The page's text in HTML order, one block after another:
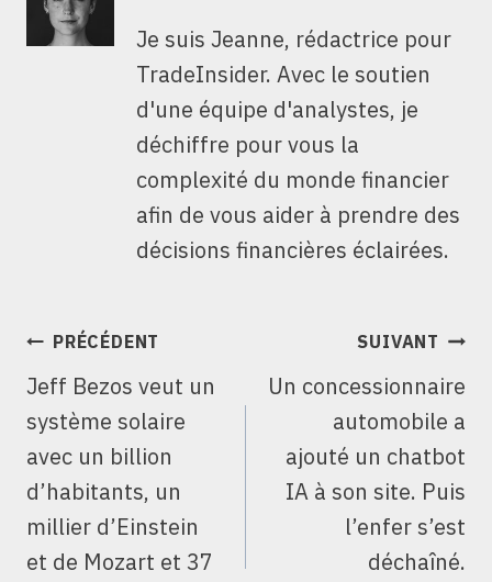
Je suis Jeanne, rédactrice pour
TradeInsider. Avec le soutien
d'une équipe d'analystes, je
déchiffre pour vous la
complexité du monde financier
afin de vous aider à prendre des
décisions financières éclairées.
NAVIGATION
L’ARTICLE
PRÉCÉDENT
Jeff Bezos veut un
système solaire
avec un billion
d’habitants, un
millier d’Einstein
et de Mozart et 37
SUIVANT
Un concessionnaire
automobile a
ajouté un chatbot
IA à son site. Puis
l’enfer s’est
déchaîné.